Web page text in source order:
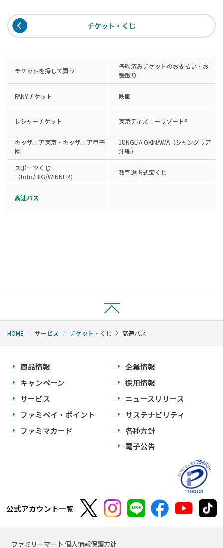
チケット・くじ
チケットを探して買う
予約済みチケットのお支払い・お
受取り
FANYチケット 映画
レジャーチケット 東京ディズニーリゾート®
キッザニア東京・キッザニア甲子
園
JUNGLIA OKINAWA（ジャングリア
沖縄）
スポーツくじ
（toto/BIG/WINNER）
数字選択式宝くじ
高速バス
HOME サービス チケット・くじ 高速バス
商品情報
キャンペーン
サービス
ファミペイ・ポイント
ファミマカード
企業情報
採用情報
ニュースリリース
サステナビリティ
各種方針
電子公告
公式アカウント一覧
ファミリーマート 個人情報保護方針